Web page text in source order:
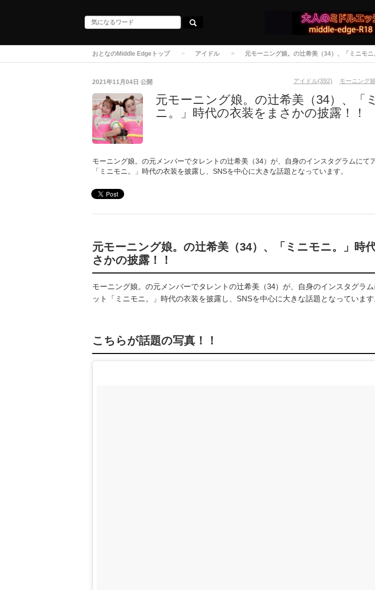
おとなのMiddle Edgeトップ アイドル 元モーニング娘。の辻希美（34）、「ミニモ
2021年11月04日 公開 アイドル(392) モーニング
元モーニング娘。の辻希美（34）、「
ニ。」時代の衣装をまさかの披露！！
モーニング娘。の元メンバーでタレントの辻希美（34）が、自身のインスタグラムにて
「ミニモニ。」時代の衣装を披露し、SNSを中心に大きな話題となっています。
元モーニング娘。の辻希美（34）、「ミニモニ。」時
さかの披露！！
モーニング娘。の元メンバーでタレントの辻希美（34）が、自身のインスタグラ
ット「ミニモニ。」時代の衣装を披露し、SNSを中心に大きな話題となっています
こちらが話題の写真！！